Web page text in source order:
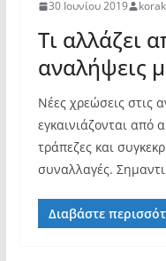
30 Ιουνίου 2019
Τι αλλάζει
αναλήψεις
Νέες χρεώσεις στις
εγκαινιάζονται από
τράπεζες και
συναλλαγές.
Διαβάστε